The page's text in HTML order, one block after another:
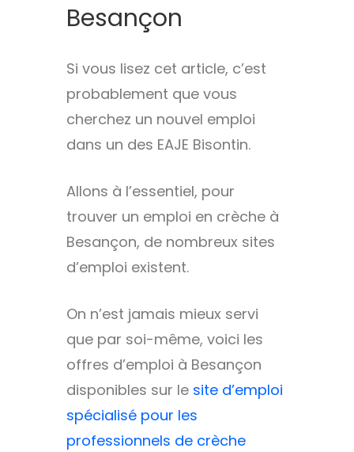
Besançon
Si vous lisez cet article, c’est
probablement que vous
cherchez un nouvel emploi
dans un des EAJE Bisontin.
Allons à l’essentiel, pour
trouver un emploi en crèche à
Besançon, de nombreux sites
d’emploi existent.
On n’est jamais mieux servi
que par soi-même, voici les
offres d’emploi à Besançon
disponibles sur le site d’emploi
spécialisé pour les
professionnels de crèche